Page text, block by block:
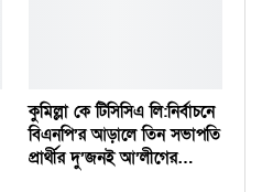
কুমিল্লা কে টিসিসিএ লি:নির্বাচনে
বিএনপি’র আড়ালে তিন সভাপতি
প্রার্থীর দু’জনই আ’লীগের…